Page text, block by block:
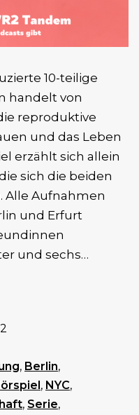
10-teilige
handelt von
reproduktive
und das Leben
erzählt sich allein
sich die beiden
Alle Aufnahmen
und Erfurt
und sechs…
, Berlin,
, NYC,
, Serie,